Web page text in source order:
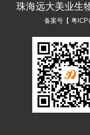
珠海远大美业生
备案号【 粤ICP